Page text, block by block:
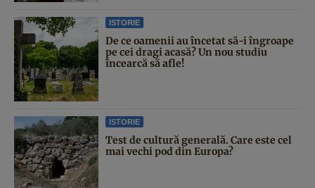
ISTORIE
De ce oamenii au încetat să-i îngroape
pe cei dragi acasă? Un nou studiu
încearcă să afle!
ISTORIE
Test de cultură generală. Care este cel
mai vechi pod din Europa?